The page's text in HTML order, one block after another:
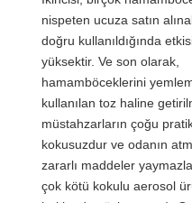
nispeten ucuza satın
doğru kullanıldığında
yüksektir. Ve son olarak,
hamamböceklerini
kullanılan toz haline
müstahzarların çoğu
kokusuzdur ve odanın
zararlı maddeler
çok kötü kokulu aerosol